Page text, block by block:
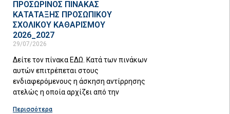
ΠΡΟΣΩΡΙΝΟΣ ΠΙΝΑΚΑΣ
ΚΑΤΑΤΑΞΗΣ ΠΡΟΣΩΠΙΚΟΥ
ΣΧΟΛΙΚΟΥ ΚΑΘΑΡΙΣΜΟΥ
2026_2027
29/07/2026
Δείτε τον πίνακα ΕΔΩ. Κατά των πινάκων
αυτών επιτρέπεται στους
ενδιαφερόμενους η άσκηση αντίρρησης
ατελώς η οποία αρχίζει από την
Περισσότερα